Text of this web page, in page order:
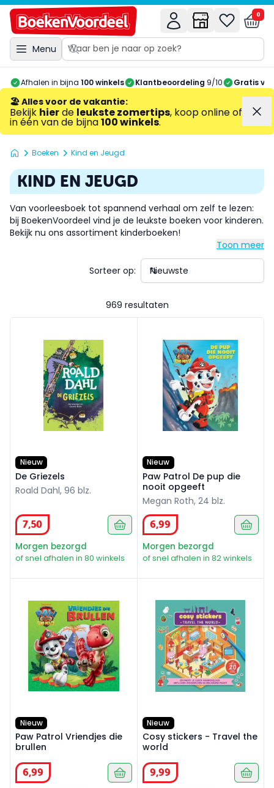
Menu
0
Afhalen in bijna 100 winkels Klantbeoordeling 9/10 Gratis
🏖️ Alles voor de vakantie:
Bekijk hierde leukste zomertips, koop online of
in één van de bijna100 winkels.
Boeken Kind en Jeugd
KIND EN JEUGD
Van voorleesboek tot spannend verhaal om zelf te lezen:
bij BoekenVoordeel vind je de leukste boeken voor kinderen.
Bekijk nu ons assortiment kinderboeken!
Toon meer
969 resultaten
Sorteer op:
Nieuw
De Griezels
Roald Dahl, 96 blz.
7,50
Morgen bezorgd
of snel afhalen in 80 winkels
Nieuw
Paw Patrol De pup die
nooit opgeeft
Megan Roth, 24 blz.
6,99
Morgen bezorgd
of snel afhalen in 82 winkels
Nieuw
Paw Patrol Vriendjes die
brullen
6,99
Nieuw
Cosy stickers - Travel the
world
9,99